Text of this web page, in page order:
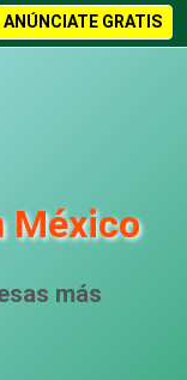
ANÚNCIATE GRATIS
México
más